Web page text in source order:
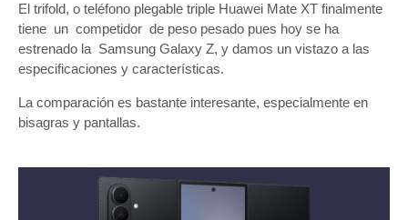
El trifold, o teléfono plegable triple Huawei Mate XT finalmente
tiene un competidor de peso pesado pues hoy se ha
estrenado la Samsung Galaxy Z, y damos un vistazo a las
especificaciones y características.
La comparación es bastante interesante, especialmente en
bisagras y pantallas.